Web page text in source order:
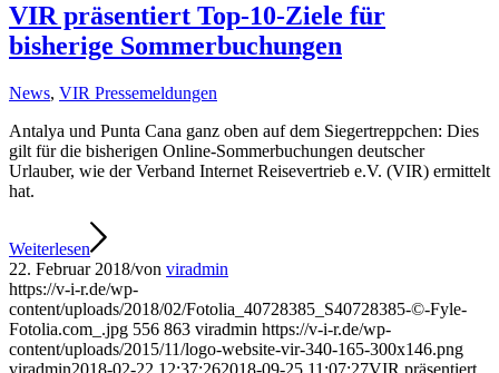
VIR präsentiert Top-10-Ziele für
bisherige Sommerbuchungen
News, VIR Pressemeldungen
Antalya und Punta Cana ganz oben auf dem Siegertreppchen: Dies
gilt für die bisherigen Online-Sommerbuchungen deutscher
Urlauber, wie der Verband Internet Reisevertrieb e.V. (VIR) ermittelt
hat.
Weiterlesen
22. Februar 2018/von viradmin
https://v-i-r.de/wp-
content/uploads/2018/02/Fotolia_40728385_S40728385-©-Fyle-
Fotolia.com_.jpg 556 863 viradmin https://v-i-r.de/wp-
content/uploads/2015/11/logo-website-vir-340-165-300x146.png
viradmin2018-02-22 12:37:262018-09-25 11:07:27VIR präsentiert